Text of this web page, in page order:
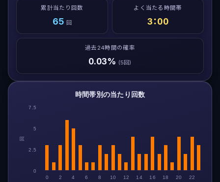
累計当たり回数
65 回
よく当たる時間帯
3：00
過去24時間の確率
0.03% (5回)
回
時間帯別の当たり回数
0 2 4 6 8 10 12 14 16 18 20 22
0
2.5
5
7.5